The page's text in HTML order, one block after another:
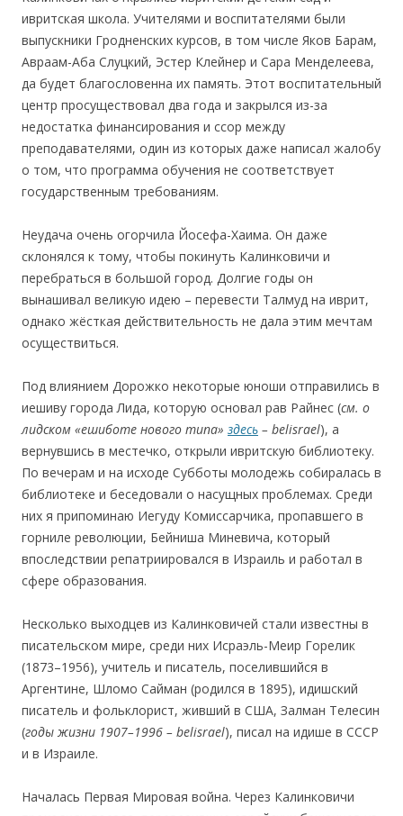
ивритская школа. Учителями и воспитателями были
выпускники Гродненских курсов, в том числе Яков Барам,
Авраам-Аба Слуцкий, Эстер Клейнер и Сара Менделеева,
да будет благословенна их память. Этот воспитательный
центр просуществовал два года и закрылся из-за
недостатка финансирования и ссор между
преподавателями, один из которых даже написал жалобу
о том, что программа обучения не соответствует
государственным требованиям.
Неудача очень огорчила Йосефа-Хаима. Он даже
склонялся к тому, чтобы покинуть Калинковичи и
перебраться в большой город. Долгие годы он
вынашивал великую идею – перевести Талмуд на иврит,
однако жёсткая действительность не дала этим мечтам
осуществиться.
Под влиянием Дорожко некоторые юноши отправились в
иешиву города Лида, которую основал рав Райнес (см. о
лидском «ешиботе нового типа» здесь – belisrael), а
вернувшись в местечко, открыли ивритскую библиотеку.
По вечерам и на исходе Субботы молодежь собиралась в
библиотеке и беседовали о насущных проблемах. Среди
них я припоминаю Иегуду Комиссарчика, пропавшего в
горниле революции, Бейниша Миневича, который
впоследствии репатриировался в Израиль и работал в
сфере образования.
Несколько выходцев из Калинковичей стали известны в
писательском мире, среди них Исраэль-Меир Горелик
(1873–1956), учитель и писатель, поселившийся в
Аргентине, Шломо Сайман (родился в 1895), идишский
писатель и фольклорист, живший в США, Залман Телесин
(годы жизни 1907–1996 – belisrael), писал на идише в СССР
и в Израиле.
Началась Первая Мировая война. Через Калинковичи